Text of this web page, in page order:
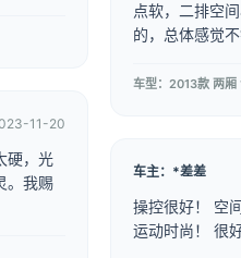
11-20
硬，光
。我赐
点软，二排空
的，总体感觉不
车型：2013款 两厢
车主：*差差
操控很好！ 空
运动时尚！ 很